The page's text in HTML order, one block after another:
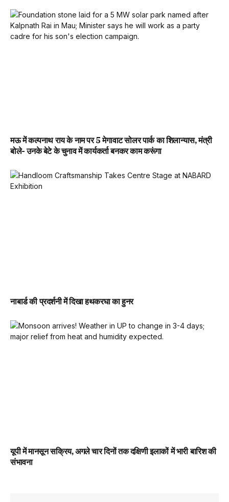
मऊ में कल्पनाथ राय के नाम पर 5 मेगावाट सोलर पार्क का शिलान्यास, मंत्री
बोले- उनके बेटे के चुनाव में कार्यकर्ता बनकर काम करूंगा
नाबार्ड की प्रदर्शनी में दिखा हथकरघा का हुनर
यूपी में मानसून सक्रिय, अगले चार दिनों तक दक्षिणी इलाकों में भारी बारिश की
संभावना